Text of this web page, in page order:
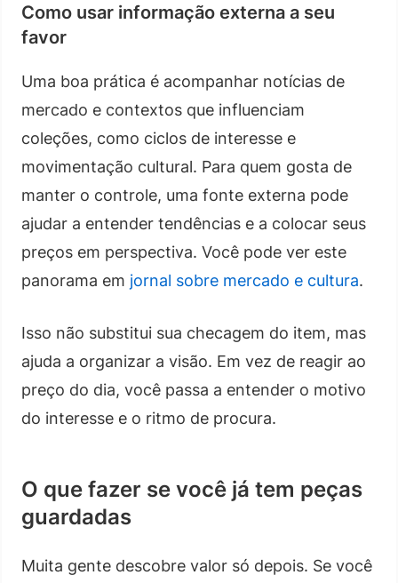
Como usar informação externa a seu
favor
Uma boa prática é acompanhar notícias de
mercado e contextos que influenciam
coleções, como ciclos de interesse e
movimentação cultural. Para quem gosta de
manter o controle, uma fonte externa pode
ajudar a entender tendências e a colocar seus
preços em perspectiva. Você pode ver este
panorama em jornal sobre mercado e cultura.
Isso não substitui sua checagem do item, mas
ajuda a organizar a visão. Em vez de reagir ao
preço do dia, você passa a entender o motivo
do interesse e o ritmo de procura.
O que fazer se você já tem peças
guardadas
Muita gente descobre valor só depois. Se você